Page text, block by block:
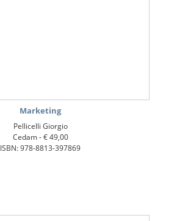
Marketing
Pellicelli Giorgio
Cedam -€ 49,00
ISBN: 978-8813-397869